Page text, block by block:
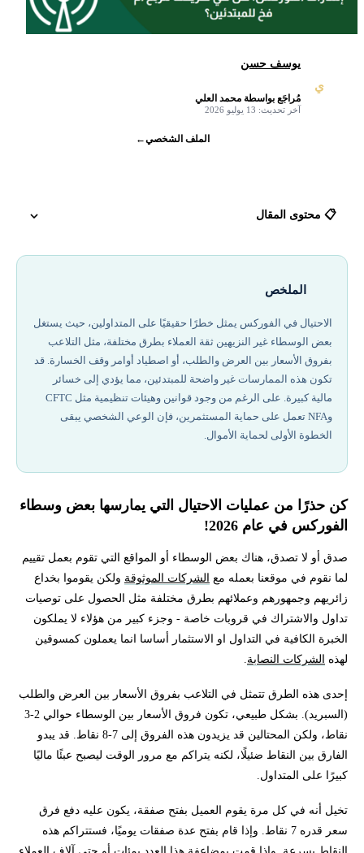
ي
يوسف حسن
مُراجَع بواسطة محمد العلي
آخر تحديث: 13 يوليو 2026
الملف الشخصي←
📋 محتوى المقال
عند اختيارك لوسيط الفوركس في شهر أغسطس من عام 2026
أفضل شركات تداول مرخصة في 2026
إشارات الفوركس (Forex Signals) في عام 2026
كيف يمكنني حماية نفسي من الاحتيال عام 2026؟
كيف أختار وسيط فوركس؟
هل يمكن الوثوق في حسابات الفوركس المُدارة؟
أفضل شركات تداول مرخصة في 2026
هل روبوتات الفوركس مربحة؟
مع من أتواصل إذا كنت أشتبه في حدوث احتيال أو نصب؟
أين يمكنني العثور على مصباح علاء الدين؟
سعر (دولار أمريكي/يورو)
الملخص
الاحتيال في الفوركس يمثل خطرًا حقيقيًا على المتداولين، حيث يستغل
بعض الوسطاء غير النزيهين ثقة العملاء بطرق مختلفة، مثل التلاعب
بفروق الأسعار بين العرض والطلب، أو اصطياد أوامر وقف الخسارة. قد
تكون هذه الممارسات غير واضحة للمبتدئين، مما يؤدي إلى خسائر
مالية كبيرة. على الرغم من وجود قوانين وهيئات تنظيمية مثل CFTC
وNFA تعمل على حماية المستثمرين، فإن الوعي الشخصي يبقى
الخطوة الأولى لحماية الأموال.
كن حذرًا من عمليات الاحتيال التي يمارسها بعض وسطاء
الفوركس في عام 2026!
صدق أو لا تصدق، هناك بعض الوسطاء أو المواقع التي تقوم بعمل تقييم
لما نقوم في موقعنا بعمله مع الشركات الموثوقة ولكن يقوموا بخداع
زائريهم وجمهورهم وعملائهم بطرق مختلفة مثل الحصول على توصيات
تداول والاشتراك في قروبات خاصة - وجزء كبير من هؤلاء لا يملكون
الخبرة الكافية في التداول او الاستثمار أساسا انما يعملون كمسوقين
لهذه الشركات النصابة
إحدى هذه الطرق تتمثل في التلاعب بفروق الأسعار بين العرض والطلب
(السبريد). بشكل طبيعي، تكون فروق الأسعار بين الوسطاء حوالي 2-3
نقاط، ولكن المحتالين قد يزيدون هذه الفروق إلى 7-8 نقاط. قد يبدو
الفارق بين النقاط ضئيلًا، لكنه يتراكم مع مرور الوقت ليصبح عبئًا ماليًا
كبيرًا على المتداول.
تخيل أنه في كل مرة يقوم العميل بفتح صفقة، يكون عليه دفع فرق
سعر قدره 7 نقاط. وإذا قام بفتح عدة صفقات يوميًا، فستتراكم هذه